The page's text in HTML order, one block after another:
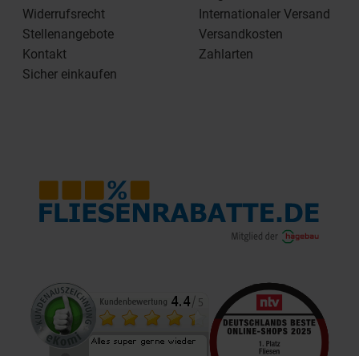
Widerrufsrecht
Stellenangebote
Kontakt
Sicher einkaufen
Internationaler Versand
Versandkosten
Zahlarten